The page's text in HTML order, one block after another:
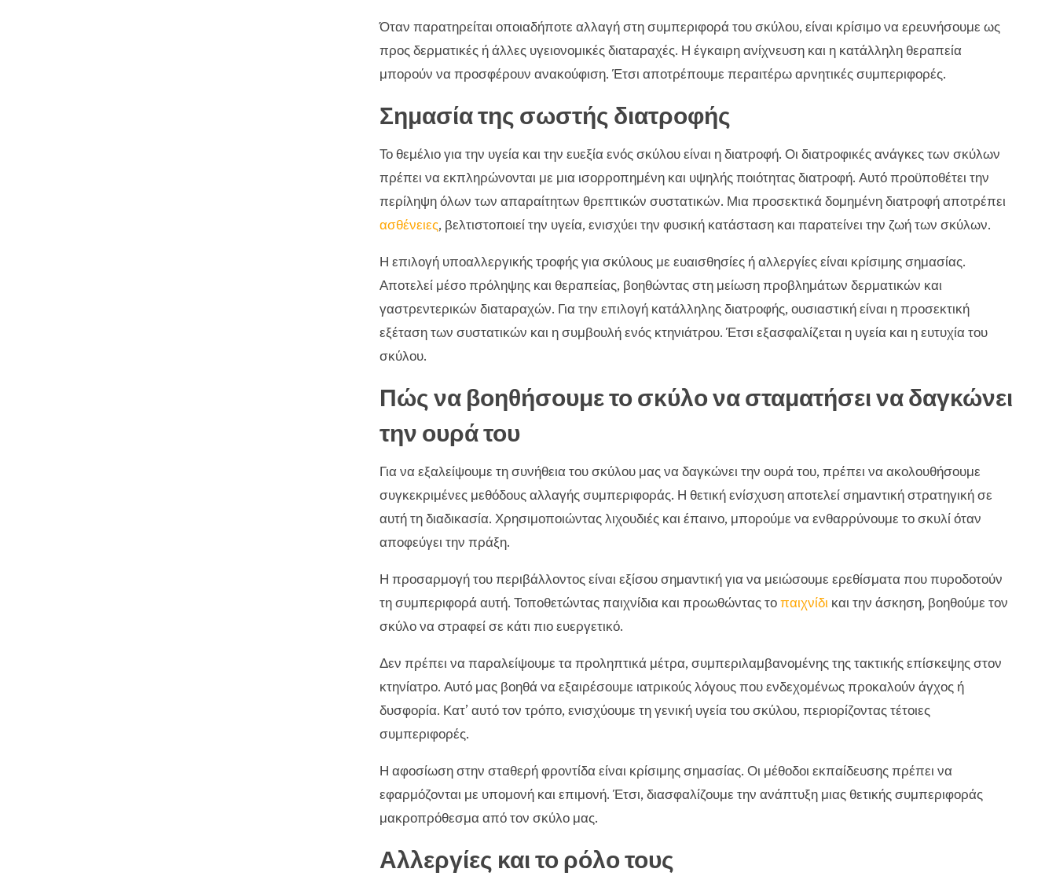
Όταν παρατηρείται οποιαδήποτε αλλαγή στη συμπεριφορά του σκύλου, είναι κρίσιμο να ερευνήσουμε ως
προς δερματικές ή άλλες υγειονομικές διαταραχές. Η έγκαιρη ανίχνευση και η κατάλληλη θεραπεία
μπορούν να προσφέρουν ανακούφιση. Έτσι αποτρέπουμε περαιτέρω αρνητικές συμπεριφορές.
Σημασία της σωστής διατροφής
Το θεμέλιο για την υγεία και την ευεξία ενός σκύλου είναι η διατροφή. Οι διατροφικές ανάγκες των σκύλων
πρέπει να εκπληρώνονται με μια ισορροπημένη και υψηλής ποιότητας διατροφή. Αυτό προϋποθέτει την
περίληψη όλων των απαραίτητων θρεπτικών συστατικών. Μια προσεκτικά δομημένη διατροφή αποτρέπει
ασθένειες, βελτιστοποιεί την υγεία, ενισχύει την φυσική κατάσταση και παρατείνει την ζωή των σκύλων.
Η επιλογή υποαλλεργικής τροφής για σκύλους με ευαισθησίες ή αλλεργίες είναι κρίσιμης σημασίας.
Αποτελεί μέσο πρόληψης και θεραπείας, βοηθώντας στη μείωση προβλημάτων δερματικών και
γαστρεντερικών διαταραχών. Για την επιλογή κατάλληλης διατροφής, ουσιαστική είναι η προσεκτική
εξέταση των συστατικών και η συμβουλή ενός κτηνιάτρου. Έτσι εξασφαλίζεται η υγεία και η ευτυχία του
σκύλου.
Πώς να βοηθήσουμε το σκύλο να σταματήσει να δαγκώνει
την ουρά του
Για να εξαλείψουμε τη συνήθεια του σκύλου μας να δαγκώνει την ουρά του, πρέπει να ακολουθήσουμε
συγκεκριμένες μεθόδους αλλαγής συμπεριφοράς. Η θετική ενίσχυση αποτελεί σημαντική στρατηγική σε
αυτή τη διαδικασία. Χρησιμοποιώντας λιχουδιές και έπαινο, μπορούμε να ενθαρρύνουμε το σκυλί όταν
αποφεύγει την πράξη.
Η προσαρμογή του περιβάλλοντος είναι εξίσου σημαντική για να μειώσουμε ερεθίσματα που πυροδοτούν
τη συμπεριφορά αυτή. Τοποθετώντας παιχνίδια και προωθώντας τοπαιχνίδι και την άσκηση, βοηθούμε τον
σκύλο να στραφεί σε κάτι πιο ευεργετικό.
Δεν πρέπει να παραλείψουμε τα προληπτικά μέτρα, συμπεριλαμβανομένης της τακτικής επίσκεψης στον
κτηνίατρο. Αυτό μας βοηθά να εξαιρέσουμε ιατρικούς λόγους που ενδεχομένως προκαλούν άγχος ή
δυσφορία. Κατ’ αυτό τον τρόπο, ενισχύουμε τη γενική υγεία του σκύλου, περιορίζοντας τέτοιες
συμπεριφορές.
Η αφοσίωση στην σταθερή φροντίδα είναι κρίσιμης σημασίας. Οι μέθοδοι εκπαίδευσης πρέπει να
εφαρμόζονται με υπομονή και επιμονή. Έτσι, διασφαλίζουμε την ανάπτυξη μιας θετικής συμπεριφοράς
μακροπρόθεσμα από τον σκύλο μας.
Αλλεργίες και το ρόλο τους